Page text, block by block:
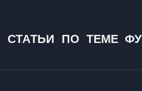
СТАТЬИ ПО ТЕМЕ